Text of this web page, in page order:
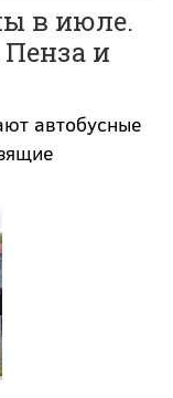
в июле.
Пенза и
автобусные